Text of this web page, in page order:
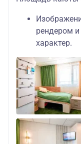
рендером
характер.